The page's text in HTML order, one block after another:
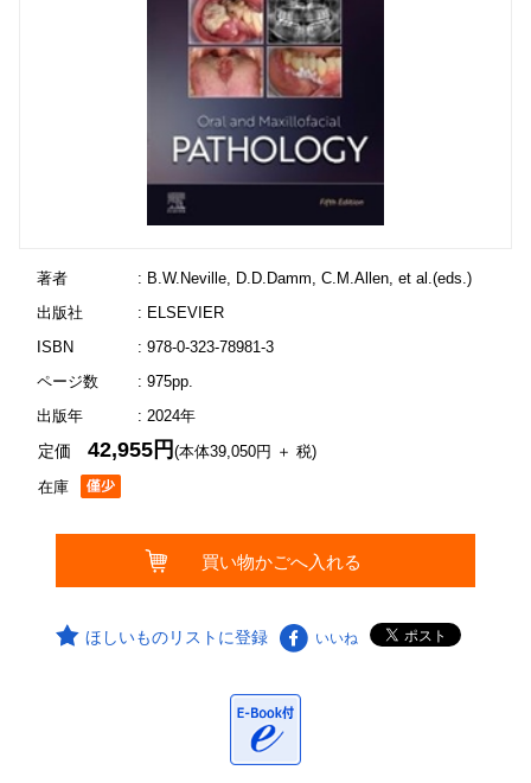
著者
: B.W.Neville, D.D.Damm, C.M.Allen, et al.(eds.)
出版社
: ELSEVIER
ISBN
: 978-0-323-78981-3
ページ数
: 975pp.
出版年
: 2024年
在庫
定価42,955円(本体39,050円 ＋ 税)
ほしいものリストに登録 いいね